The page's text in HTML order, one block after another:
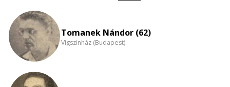
nagyítása
Tomanek Nándor (62)
Vígszínház (Budapest)